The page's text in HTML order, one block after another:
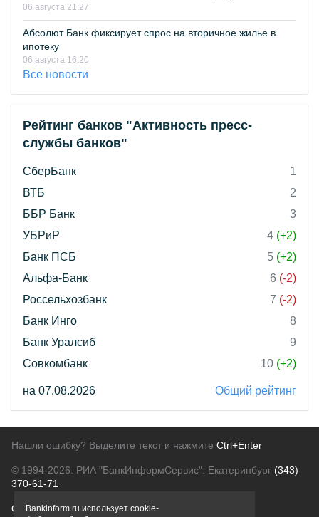
06 августа 21:27
Абсолют Банк фиксирует спрос на вторичное жилье в
ипотеку
06 августа 16:20
Все новости
Рейтинг банков "Активность пресс-
службы банков"
СберБанк
1
ВТБ
2
ББР Банк
3
УБРиР
4 (+2)
Банк ПСБ
5 (+2)
Альфа-Банк
6 (-2)
Россельхозбанк
7 (-2)
Банк Инго
8
Банк Уралсиб
9
Совкомбанк
10 (+2)
на 07.08.2026 Общий рейтинг
Нашли ошибку? Выделите текст и нажмите Ctrl+Enter
© 1994-2026. РИА "БанкИнформСервис". Екатеринбург (343)
370-61-71
О проектеПолитика конфиденциальности
Bankinform.ru использует cookie-